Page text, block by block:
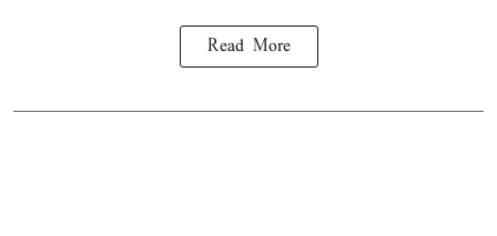
Read More